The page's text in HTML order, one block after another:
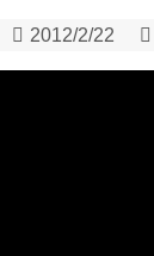
2012/2/22